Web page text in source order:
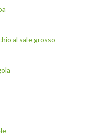
al sale grosso